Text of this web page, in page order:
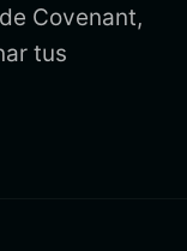
Covenant,
tus